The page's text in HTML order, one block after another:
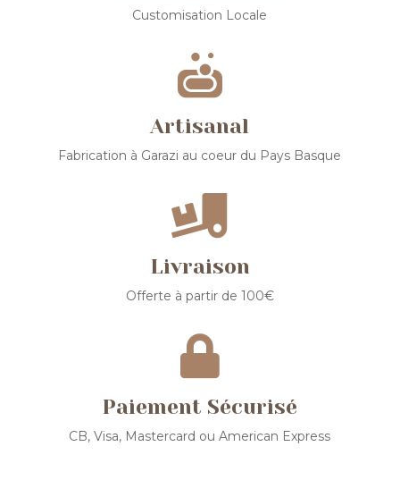
Customisation Locale

Artisanal
Fabrication à Garazi au coeur du Pays Basque

Livraison
Offerte à partir de 100€

Paiement Sécurisé
CB, Visa, Mastercard ou American Express